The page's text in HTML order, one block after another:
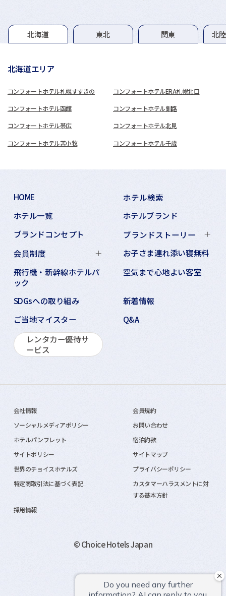
グループホテル一覧
北海道 東北 関東 北
北海道エリア
コンフォートホテル札幌すすきの コンフォートホテルERA札幌北口
コンフォートホテル函館 コンフォートホテル釧路
コンフォートホテル帯広 コンフォートホテル北見
コンフォートホテル苫小牧 コンフォートホテル千歳
HOME
ホテル検索
ホテル一覧
ホテルブランド
ブランドコンセプト
ブランドストーリー
会員制度
お子さま連れ添い寝無料
飛行機・新幹線ホテルパ
ック
空気まで心地よい客室
SDGsへの取り組み
新着情報
ご当地マイスター
Q&A
レンタカー優待サ
ービス
会社情報
会員規約
ソーシャルメディアポリシー
お問い合わせ
ホテルパンフレット
宿泊約款
サイトポリシー
サイトマップ
世界のチョイスホテルズ
プライバシーポリシー
特定商取引法に基づく表記
カスタマーハラスメントに対
する基本方針
採用情報
© Choice Hotels Japan